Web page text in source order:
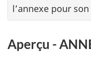
l’annexe pour
Aperçu -